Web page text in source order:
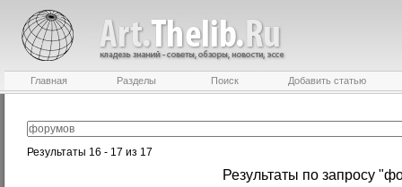
Главная Разделы Поиск Добавить статью
Результаты 16 - 17 из 17
Результаты по запросу